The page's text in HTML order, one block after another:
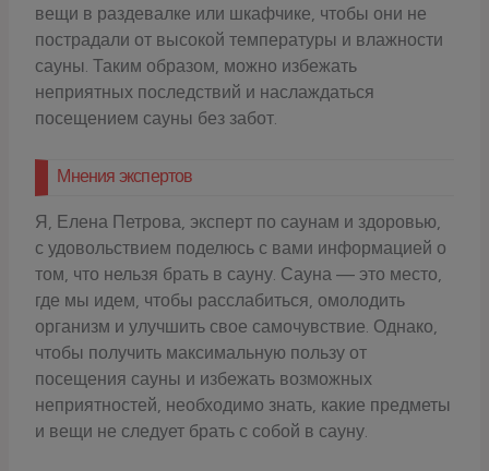
вещи в раздевалке или шкафчике, чтобы они не
пострадали от высокой температуры и влажности
сауны. Таким образом, можно избежать
неприятных последствий и наслаждаться
посещением сауны без забот.
Мнения экспертов
Я, Елена Петрова, эксперт по саунам и здоровью,
с удовольствием поделюсь с вами информацией о
том, что нельзя брать в сауну. Сауна — это место,
где мы идем, чтобы расслабиться, омолодить
организм и улучшить свое самочувствие. Однако,
чтобы получить максимальную пользу от
посещения сауны и избежать возможных
неприятностей, необходимо знать, какие предметы
и вещи не следует брать с собой в сауну.